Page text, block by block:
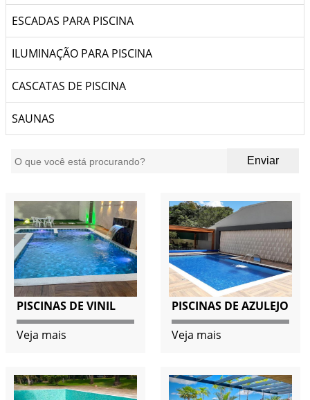
ESCADAS PARA PISCINA
ILUMINAÇÃO PARA PISCINA
CASCATAS DE PISCINA
SAUNAS
Enviar
PISCINAS DE VINIL
Veja mais
PISCINAS DE AZULEJO
Veja mais